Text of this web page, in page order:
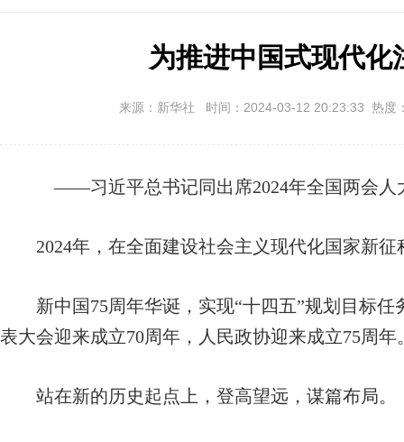
为推进中国式现代化
来源：新华社 时间：2024-03-12 20:23:33 热度
——习近平总书记同出席2024年全国两会人
2024年，在全面建设社会主义现代化国家新
新中国75周年华诞，实现“十四五”规划目标任
表大会迎来成立70周年，人民政协迎来成立75周年
站在新的历史起点上，登高望远，谋篇布局。